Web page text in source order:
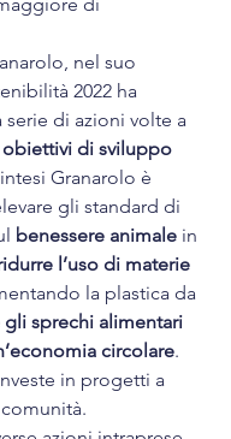
nel suo
2022 ha
di azioni volte a
obiettivi di sviluppo
Granarolo è
gli standard di
benessere animale in
l’uso di materie
la plastica da
gli sprechi alimentari
circolare.
in progetti a
.